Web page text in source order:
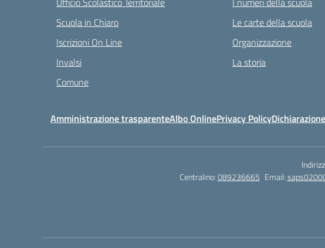
Scuola in Chiaro
Iscrizioni On Line
Invalsi
Comune
Le carte della scuola
Organizzazione
La storia
Amministrazione trasparenteAlbo OnlinePrivacy Policy
Centralino:089236665 Email: